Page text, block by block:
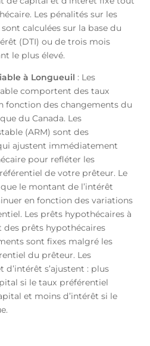
Les pénalités sur les
calculées sur la base du
(DTI) ou de trois mois
le plus élevé.
à Longueuil : Les
comportent des taux
fonction des changements du
du Canada. Les
(ARM) sont des
ajustent immédiatement
pour refléter les
de votre prêteur. Le
le montant de l’intérêt
en fonction des variations
Les prêts hypothécaires à
des prêts hypothécaires
sont fixes malgré les
du prêteur. Les
s’ajustent : plus
si le taux préférentiel
et moins d’intérêt si le